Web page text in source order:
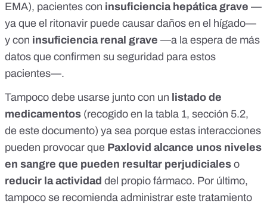
EMA), pacientes con insuficiencia hepática grave —
ya que el ritonavir puede causar daños en el hígado—
y con insuficiencia renal grave —a la espera de más
datos que confirmen su seguridad para estos
pacientes—.
Tampoco debe usarse junto con un listado de
medicamentos (recogido en la tabla 1, sección 5.2,
de este documento) ya sea porque estas interacciones
pueden provocar que Paxlovid alcance unos niveles
en sangre que pueden resultar perjudiciales o
reducir la actividad del propio fármaco. Por último,
tampoco se recomienda administrar este tratamiento